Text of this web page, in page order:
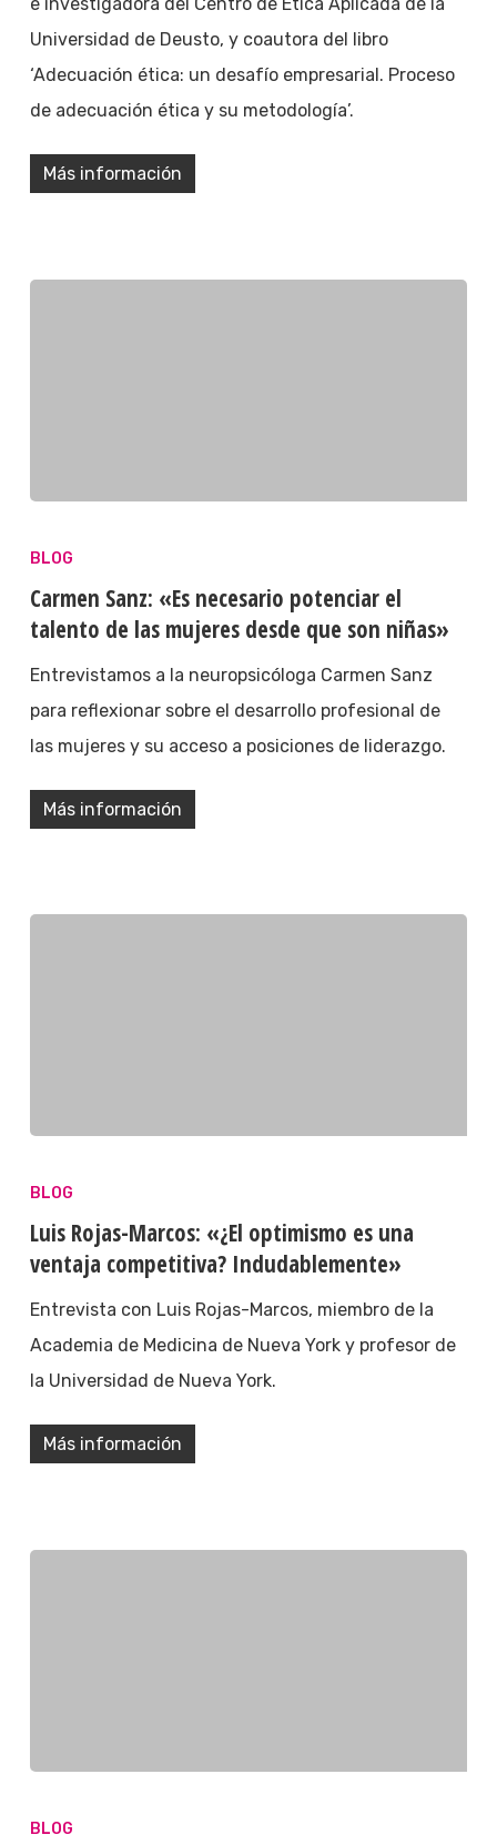
Universidad de Deusto, y coautora del libro
‘Adecuación ética: un desafío empresarial. Proceso
de adecuación ética y su metodología’.
Más información
BLOG
Carmen Sanz: «Es necesario potenciar el
talento de las mujeres desde que son niñas»
Entrevistamos a la neuropsicóloga Carmen Sanz
para reflexionar sobre el desarrollo profesional de
las mujeres y su acceso a posiciones de liderazgo.
Más información
BLOG
Luis Rojas-Marcos: «¿El optimismo es una
ventaja competitiva? Indudablemente»
Entrevista con Luis Rojas-Marcos, miembro de la
Academia de Medicina de Nueva York y profesor de
la Universidad de Nueva York.
Más información
BLOG